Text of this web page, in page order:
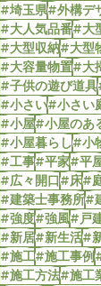
#埼玉県#外構デ
#大人気品番#大
#大型収納#大型
#大容量物置#大
#子供の遊び道具
#小さい#小さい
#小屋#小屋のあ
#小屋暮らし#小
#工事#平家#平
#広々開口#床#
#建築士事務所#
#強度#強風#戸
#新居#新生活#
#施工#施工事例
#施工方法#施工